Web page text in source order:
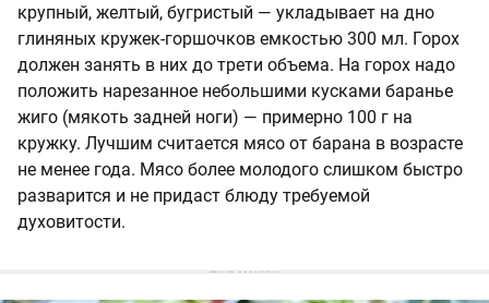
крупный, желтый, бугристый — укладывает на дно
глиняных кружек-горшочков емкостью 300 мл. Горох
должен занять в них до трети объема. На горох надо
положить нарезанное небольшими кусками баранье
жиго (мякоть задней ноги) — примерно 100 г на
кружку. Лучшим считается мясо от барана в возрасте
не менее года. Мясо более молодого слишком быстро
разварится и не придаст блюду требуемой
духовитости.